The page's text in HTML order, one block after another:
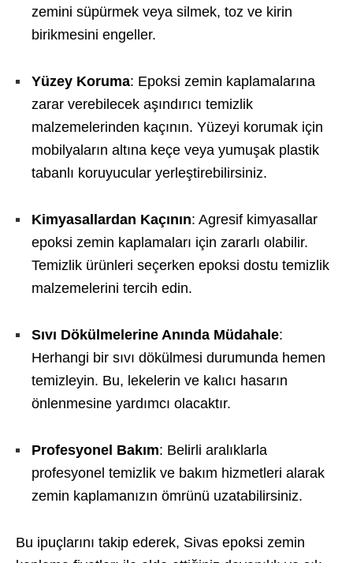
zemini süpürmek veya silmek, toz ve kirin
birikmesini engeller.
Yüzey Koruma: Epoksi zemin kaplamalarına
zarar verebilecek aşındırıcı temizlik
malzemelerinden kaçının. Yüzeyi korumak için
mobilyaların altına keçe veya yumuşak plastik
tabanlı koruyucular yerleştirebilirsiniz.
Kimyasallardan Kaçının: Agresif kimyasallar
epoksi zemin kaplamaları için zararlı olabilir.
Temizlik ürünleri seçerken epoksi dostu temizlik
malzemelerini tercih edin.
Sıvı Dökülmelerine Anında Müdahale:
Herhangi bir sıvı dökülmesi durumunda hemen
temizleyin. Bu, lekelerin ve kalıcı hasarın
önlenmesine yardımcı olacaktır.
Profesyonel Bakım: Belirli aralıklarla
profesyonel temizlik ve bakım hizmetleri alarak
zemin kaplamanızın ömrünü uzatabilirsiniz.
Bu ipuçlarını takip ederek, Sivas epoksi zemin